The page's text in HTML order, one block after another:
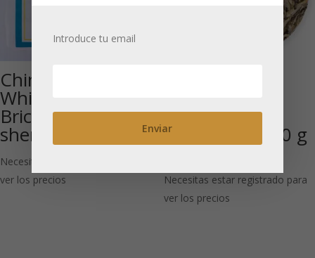
China Pu-Erh
White Peacock
Brick 5 x 30 g –
sheng
Necesitas estar registrado para
ver los precios
Needle Beeng
Cha aprox. 100 g
– sheng
Necesitas estar registrado para
ver los precios
Introduce tu email